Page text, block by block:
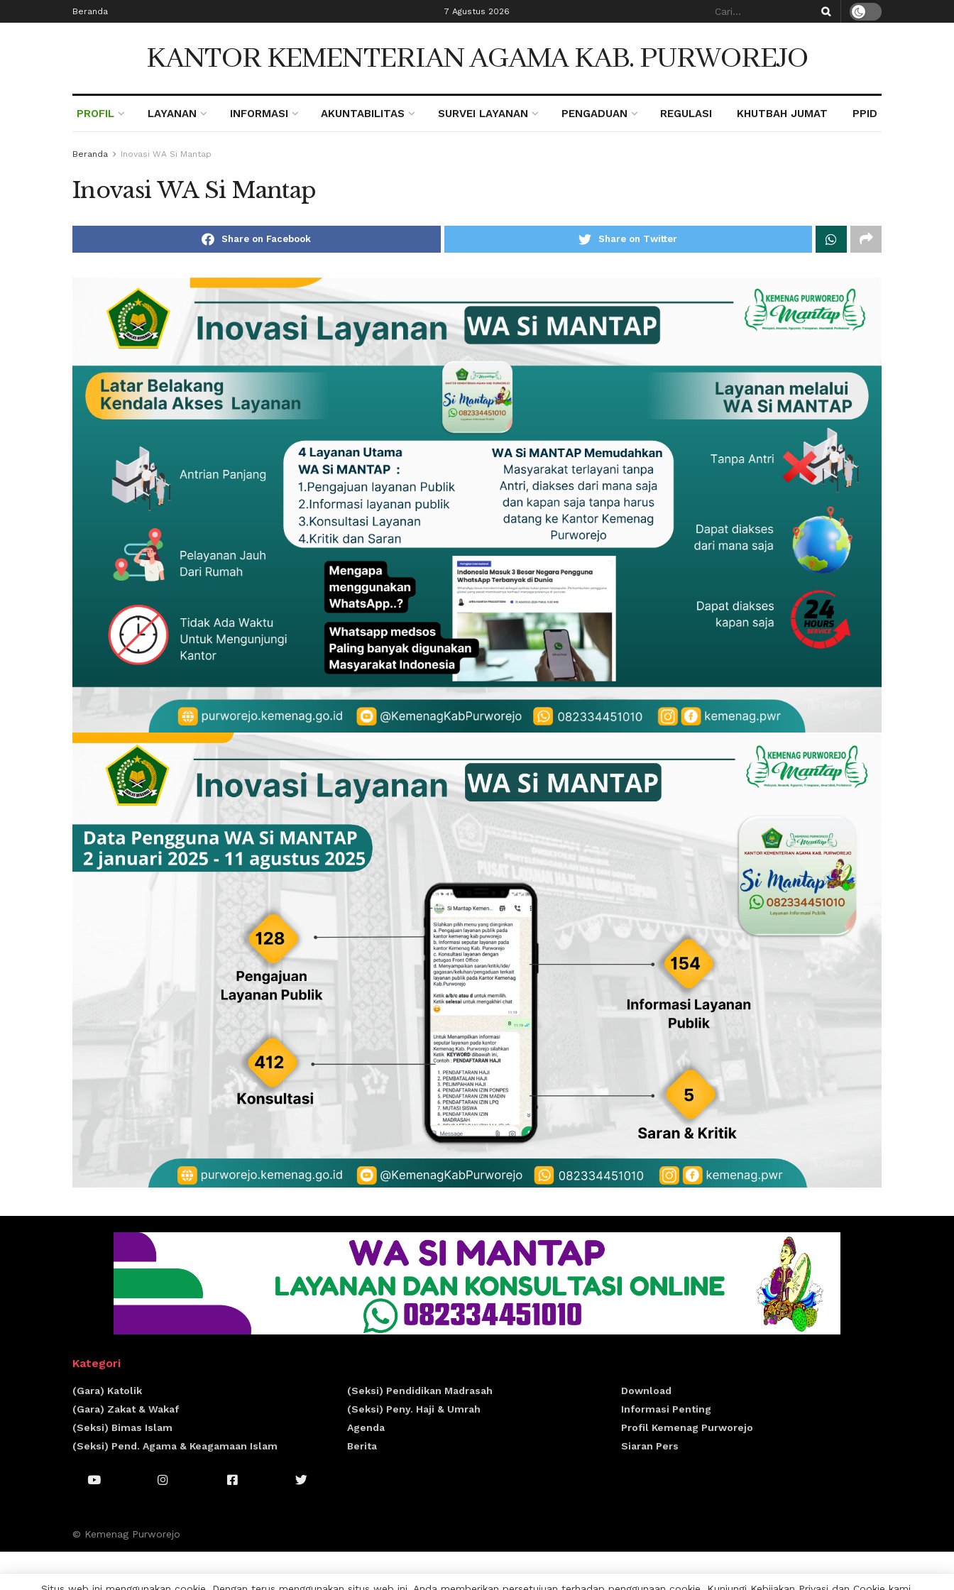
Beranda 7 Agustus 2026
KANTOR KEMENTERIAN AGAMA KAB. PURWOREJO
PROFIL LAYANAN INFORMASI AKUNTABILITAS SURVEI LAYANAN PENGADUAN REGULASI KHUTBAH JUMAT PPID
Beranda Inovasi WA Si Mantap
Inovasi WA Si Mantap
Share on Facebook Share on Twitter
Kategori
(Gara) Katolik
(Gara) Zakat & Wakaf
(Seksi) Bimas Islam
(Seksi) Pend. Agama & Keagamaan Islam
(Seksi) Pendidikan Madrasah
(Seksi) Peny. Haji & Umrah
Agenda
Berita
Download
Informasi Penting
Profil Kemenag Purworejo
Siaran Pers
© Kemenag Purworejo